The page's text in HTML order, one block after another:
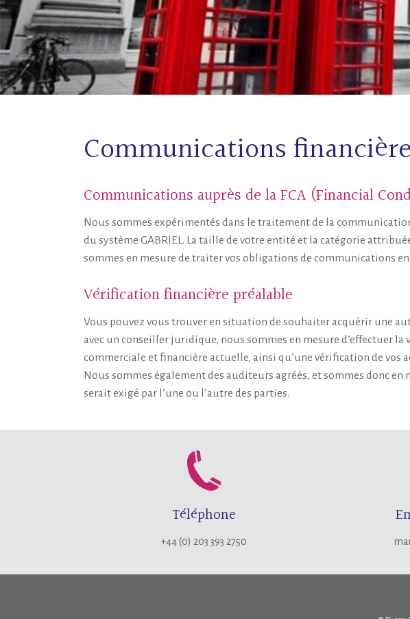
Communications
Communications auprès de la FCA (Financial
Nous sommes expérimentés dans le traitement de la
du système GABRIEL. La taille de votre entité et la catégorie
sommes en mesure de traiter vos obligations de communications
Vérification financière préalable
Vous pouvez vous trouver en situation de souhaiter acquérir une
avec un conseiller juridique, nous sommes en mesure d’effectuer
commerciale et financière actuelle, ainsi qu’une vérification de vos
Nous sommes également des auditeurs agréés, et sommes donc
serait exigé par l’une ou l’autre des parties.
Téléphone
+44 (0) 203 393 2750